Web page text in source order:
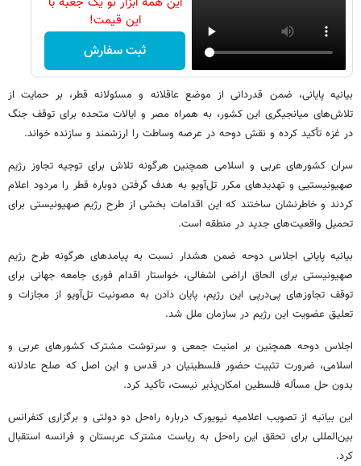
این قیمت!
ثبت سفارش
بیانیه پایانی، ضمن قدردانی از موضع عاقلانه و مسئولانه قطر، بر حمایت از
تلاش‌های میانجیگری این کشور، به همراه مصر و ایالات متحده برای توقف جنگ
در غزه تأکید کرده و نقش دوحه در عرصه وساطت را ارزشمند و سازنده خواند.
سران کشورهای عربی و اسلامی همچنین هرگونه تلاش برای توجیه تجاوز رژیم
صهیونیستیی و تهدیدهای مکرر تل‌آویو به هدف گرفتن دوباره قطر را مردود اعلام
کردند و خاطرنشان ساختند که این اقدامات بخشی از طرح رژیم صهیونیستی برای
تحمیل واقعیت‌های جدید در منطقه است.
بیانیه پایانی اجلاس دوحه ضمن هشدار نسبت به پیامدهای هرگونه طرح رژیم
صهیونیستی برای الحاق اراضی اشغالی، خواستار اقدام فوری جامعه جهانی برای
توقف تجاوزهای پی‌درپی این رژیم، پایان دادن به مصونیت تل‌آویو از مجازات و
تعلیق عضویت این رژیم در سازمان ملل شد.
اجلاس دوحه همچنین بر امنیت جمعی و سرنوشت مشترک کشورهای عربی و
اسلامی، ضرورت تثبیت حضور فلسطینیان در قدس و این اصل که صلح عادلانه
بدون حل مسأله فلسطین امکان‌پذیر نیست، تأکید کرد.
این بیانیه از تصویب اعلامیه نیویورک درباره راه‌حل دو دولتی و برگزاری کنفرانس
بین‌المللی برای تحقق این راه‌حل به ریاست مشترک عربستان و فرانسه استقبال
کرد.